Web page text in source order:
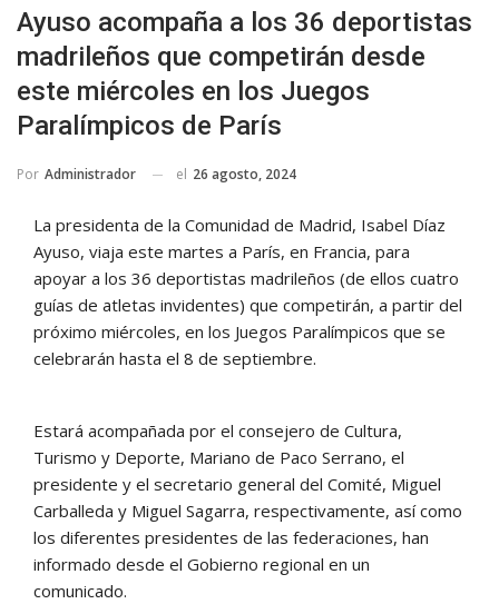
Ayuso acompaña a los 36 deportistas
madrileños que competirán desde
este miércoles en los Juegos
Paralímpicos de París
Por Administrador el 26 agosto, 2024
La presidenta de la Comunidad de Madrid, Isabel Díaz
Ayuso, viaja este martes a París, en Francia, para
apoyar a los 36 deportistas madrileños (de ellos cuatro
guías de atletas invidentes) que competirán, a partir del
próximo miércoles, en los Juegos Paralímpicos que se
celebrarán hasta el 8 de septiembre.
Estará acompañada por el consejero de Cultura,
Turismo y Deporte, Mariano de Paco Serrano, el
presidente y el secretario general del Comité, Miguel
Carballeda y Miguel Sagarra, respectivamente, así como
los diferentes presidentes de las federaciones, han
informado desde el Gobierno regional en un
comunicado.